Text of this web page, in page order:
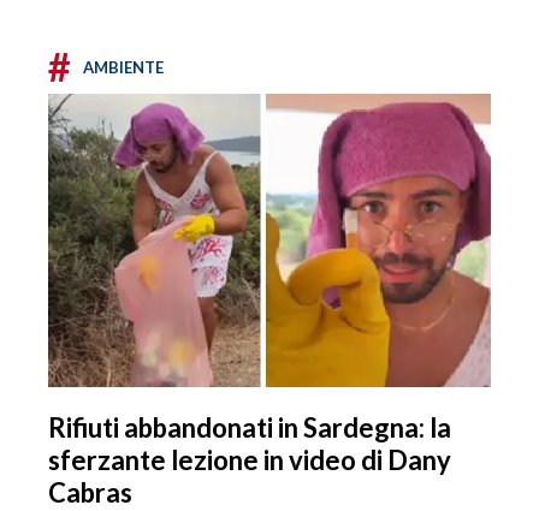
# AMBIENTE
Rifiuti abbandonati in Sardegna: la
sferzante lezione in video di Dany
Cabras